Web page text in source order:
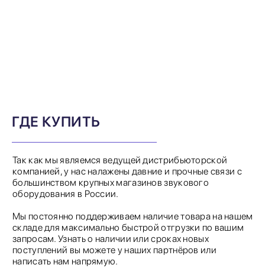
ГДЕ КУПИТЬ
Так как мы являемся ведущей дистрибьюторской
компанией, у нас налажены давние и прочные связи с
большинством крупных магазинов звукового
оборудования в России.
Мы постоянно поддерживаем наличие товара на нашем
складе для максимально быстрой отгрузки по вашим
запросам. Узнать о наличии или сроках новых
поступлений вы можете у наших партнёров или
написать нам напрямую.